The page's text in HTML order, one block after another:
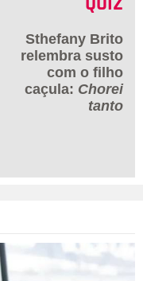
Sthefany Brito
relembra susto
com o filho
caçula: Chorei
tanto